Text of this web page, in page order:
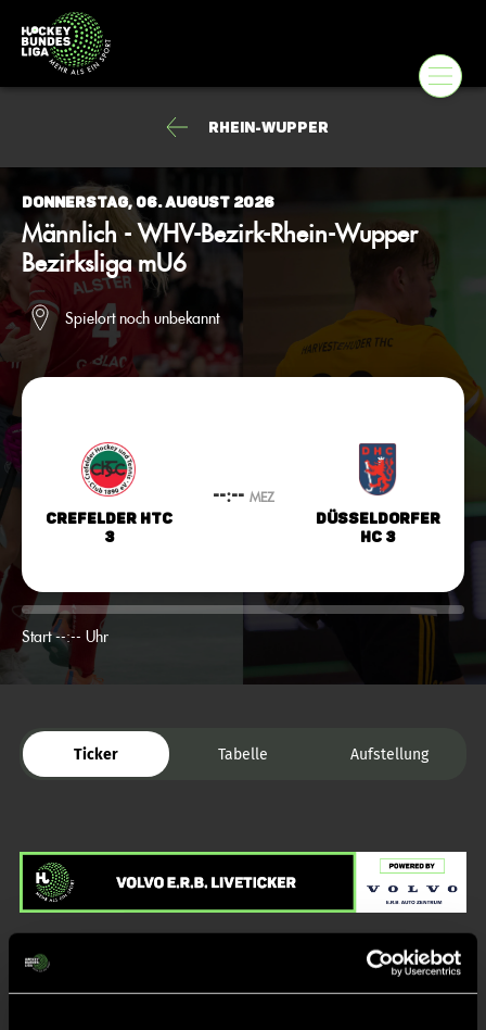
Rhein-Wupper
Donnerstag, 06. August 2026
Männlich - WHV-Bezirk-Rhein-Wupper
Bezirksliga mU6
Spielort noch unbekannt
Crefelder HTC
3
--:-- MEZ
Düsseldorfer
HC 3
Start --:-- Uhr
Ticker Tabelle Aufstellung
Liveticker